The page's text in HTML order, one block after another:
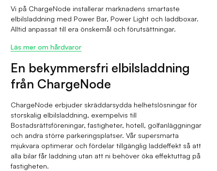
Vi på ChargeNode installerar marknadens smartaste
elbilsladdning med Power Bar, Power Light och laddboxar.
Alltid anpassat till era önskemål och förutsättningar.
Läs mer om hårdvaror
En bekymmersfri elbilsladdning
från ChargeNode
ChargeNode erbjuder skräddarsydda helhetslösningar för
storskalig elbilsladdning, exempelvis till
Bostadsrättsföreningar, fastigheter, hotell, golfanläggningar
och andra större parkeringsplatser. Vår supersmarta
mjukvara optimerar och fördelar tillgänglig laddeffekt så att
alla bilar får laddning utan att ni behöver öka effektuttag på
fastigheten.